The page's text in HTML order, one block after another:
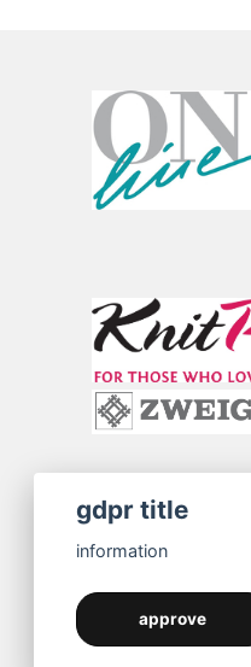
gdpr title
information
approve